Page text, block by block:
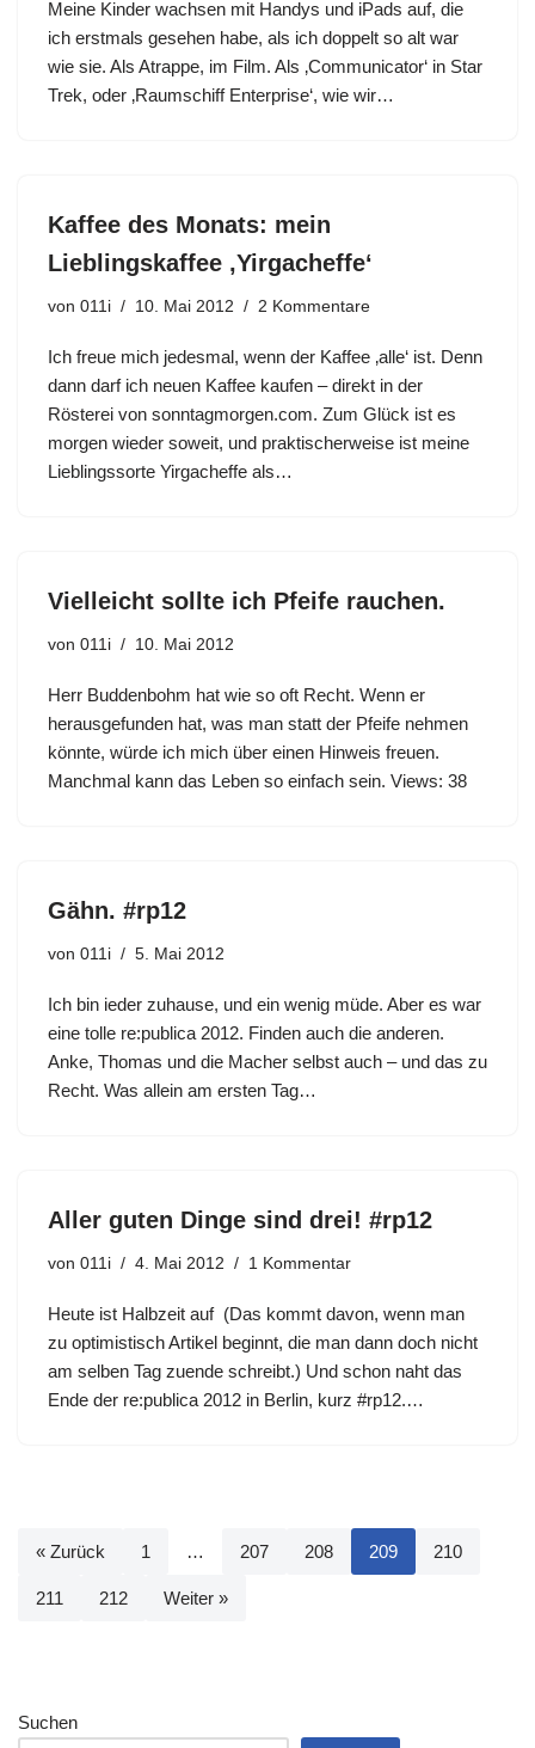
Meine Kinder wachsen mit Handys und iPads auf, die
ich erstmals gesehen habe, als ich doppelt so alt war
wie sie. Als Atrappe, im Film. Als ‚Communicator‘ in Star
Trek, oder ‚Raumschiff Enterprise‘, wie wir…
Kaffee des Monats: mein
Lieblingskaffee ‚Yirgacheffe‘
von 011i 10. Mai 2012 2 Kommentare
Ich freue mich jedesmal, wenn der Kaffee ‚alle‘ ist. Denn
dann darf ich neuen Kaffee kaufen – direkt in der
Rösterei von sonntagmorgen.com. Zum Glück ist es
morgen wieder soweit, und praktischerweise ist meine
Lieblingssorte Yirgacheffe als…
Vielleicht sollte ich Pfeife rauchen.
von 011i 10. Mai 2012
Herr Buddenbohm hat wie so oft Recht. Wenn er
herausgefunden hat, was man statt der Pfeife nehmen
könnte, würde ich mich über einen Hinweis freuen.
Manchmal kann das Leben so einfach sein. Views: 38
Gähn. #rp12
von 011i 5. Mai 2012
Ich bin ieder zuhause, und ein wenig müde. Aber es war
eine tolle re:publica 2012. Finden auch die anderen.
Anke, Thomas und die Macher selbst auch – und das zu
Recht. Was allein am ersten Tag…
Aller guten Dinge sind drei! #rp12
von 011i 4. Mai 2012 1 Kommentar
Heute ist Halbzeit auf (Das kommt davon, wenn man
zu optimistisch Artikel beginnt, die man dann doch nicht
am selben Tag zuende schreibt.) Und schon naht das
Ende der re:publica 2012 in Berlin, kurz #rp12.…
« Zurück 1 … 207 208 209 210
211 212 Weiter »
Suchen